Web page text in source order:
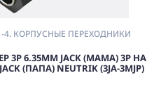
4. КОРПУСНЫЕ ПЕРЕХОДНИКИ
3P 6.35MM JACK (МАМА) 3P НА
(ПАПА) NEUTRIK (3JA-3MJP)